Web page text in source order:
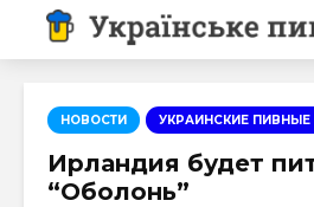
НОВОСТИ УКРАИНСКИЕ
Ирландия будет
“Оболонь”